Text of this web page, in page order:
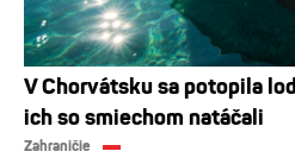
V Chorvátsku sa potopila
ich so smiechom natáčali
Zahraničie